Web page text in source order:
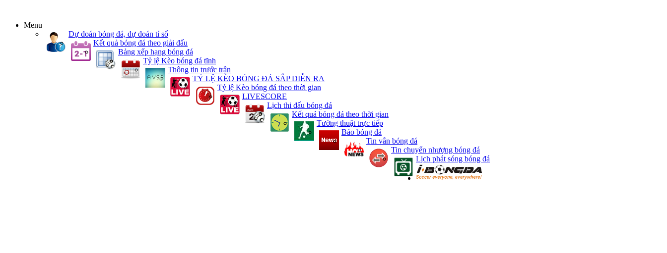
Menu
Dự đoán bóng đá, dự đoán tỉ số
Kết quả bóng đá theo giải đấu
Bảng xếp hạng bóng đá
Tỷ lệ Kèo bóng đá tĩnh
Thông tin trước trận
TỶ LỆ KÈO BÓNG ĐÁ SẮP DIỄN RA
Tỷ lệ Kèo bóng đá theo thời gian
LIVESCORE
Lịch thi đấu bóng đá
Kết quả bóng đá theo thời gian
Tường thuật trực tiếp
Báo bóng đá
Tin vắn bóng đá
Tin chuyển nhượng bóng đá
Lịch phát sóng bóng đá